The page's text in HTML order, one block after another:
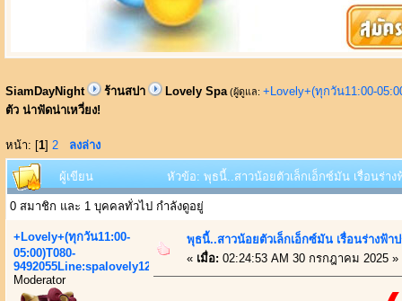
SiamDayNight ร้านสปา Lovely Spa (ผู้ดูแล: +Lovely+(ทุกวัน11:00-
ตัว น่าฟัดน่าเหวี่ยง!
หน้า: [1] 2 ลงล่าง
ผู้เขียน หัวข้อ: พุธนี้..สาวน้อยตัวเล็กเอ็กซ์มัน เรื่อนร่า
0 สมาชิก และ 1 บุคคลทั่วไป กำลังดูอยู่
+Lovely+(ทุกวัน11:00-
05:00)T080-
9492055Line:spalovely123
Moderator
พุธนี้..สาวน้อยตัวเล็กเอ็กซ์มัน เรื่อนร่างฟ้า
« เมื่อ: 02:24:53 AM 30 กรกฎาคม 2025 »